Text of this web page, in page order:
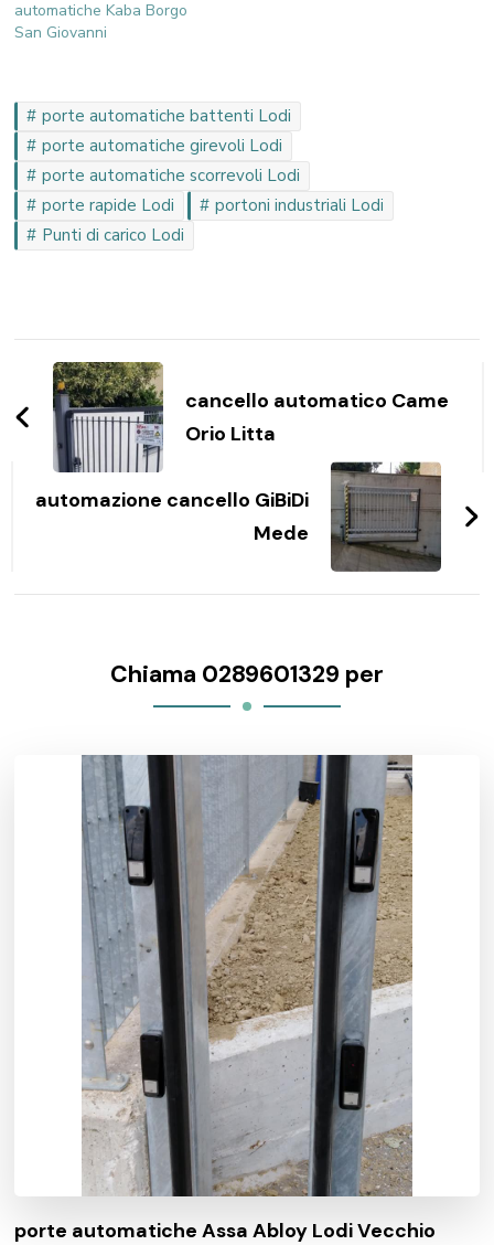
automatiche Kaba Borgo
San Giovanni
porte automatiche battenti Lodi
porte automatiche girevoli Lodi
porte automatiche scorrevoli Lodi
porte rapide Lodi
portoni industriali Lodi
Punti di carico Lodi
Navigazione
articoli
cancello automatico Came
Orio Litta
automazione cancello GiBiDi
Mede
Chiama 0289601329 per
porte automatiche Assa Abloy Lodi Vecchio